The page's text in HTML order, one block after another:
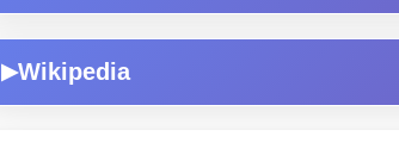
▶Wikipedia